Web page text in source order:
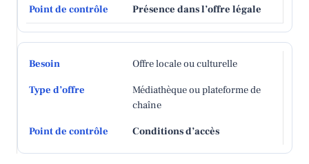
Présence dans l’offre légale
Offre locale ou culturelle
Médiathèque ou plateforme de
chaîne
Conditions d’accès